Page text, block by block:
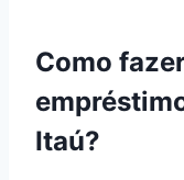
Como
Itaú?